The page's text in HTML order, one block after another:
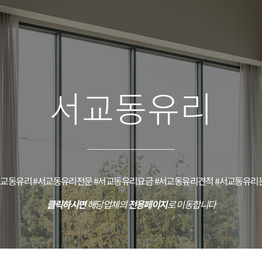
서교동유리
동유리 #서교동유리전문 #서교동유리요금 #서교동유리견적 #서교동유리
클릭하시면해당업체의전용페이지로 이동합니다